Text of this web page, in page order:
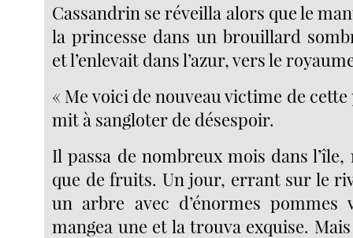
Cassandrin se réveilla alors que le
la princesse dans un brouillard
et l’enlevait dans l’azur, vers le
« Me voici de nouveau victime de
mit à sangloter de désespoir.
Il passa de nombreux mois dans
que de fruits. Un jour, errant sur le
un arbre avec d’énormes pommes
mangea une et la trouva exquise.